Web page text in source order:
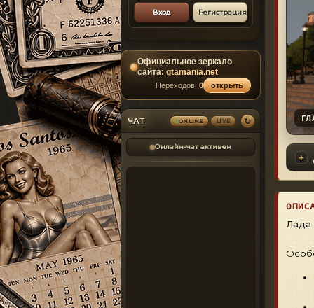
Вход Регистрация
Официальное зеркало
сайта: gtamania.net
Переходов: 0 открыть
ЧАТ ONLINE LIVE ↻
Онлайн-чат активен
Лада